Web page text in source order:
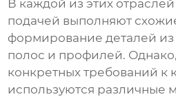
В каждой из этих
подачей выполняют
формирование деталей из
полос и профилей.
конкретных требований к
используются различные